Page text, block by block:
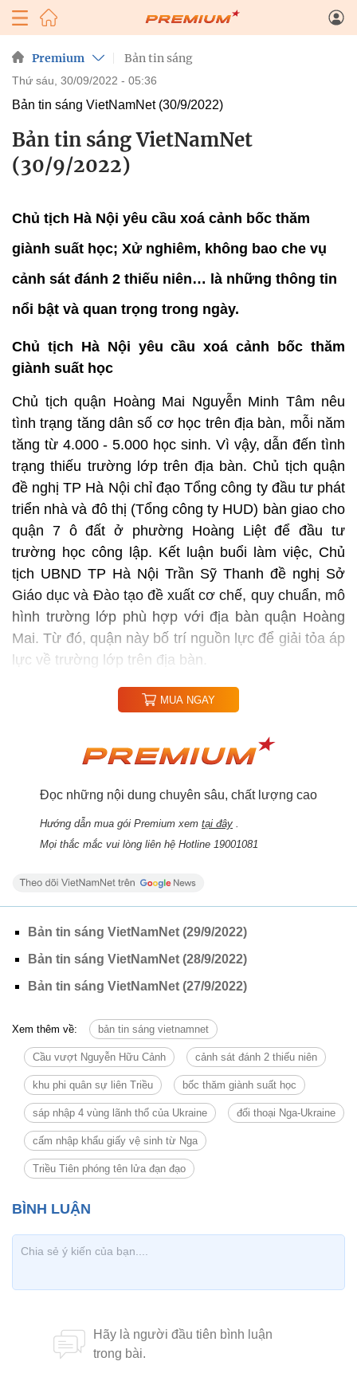
Premium Bản tin sáng
thứ sáu, 30/09/2022 - 05:36
Bản tin sáng VietNamNet (30/9/2022)
Bản tin sáng VietNamNet
(30/9/2022)
Chủ tịch Hà Nội yêu cầu xoá cảnh bốc thăm
giành suất học; Xử nghiêm, không bao che vụ
cảnh sát đánh 2 thiếu niên… là những thông tin
nổi bật và quan trọng trong ngày.
Chủ tịch Hà Nội yêu cầu xoá cảnh bốc thăm
giành suất học
Chủ tịch quận Hoàng Mai Nguyễn Minh Tâm nêu
tình trạng tăng dân số cơ học trên địa bàn, mỗi năm
tăng từ 4.000 - 5.000 học sinh. Vì vậy, dẫn đến tình
trạng thiếu trường lớp trên địa bàn. Chủ tịch quận
đề nghị TP Hà Nội chỉ đạo Tổng công ty đầu tư phát
triển nhà và đô thị (Tổng công ty HUD) bàn giao cho
quận 7 ô đất ở phường Hoàng Liệt để đầu tư
trường học công lập. Kết luận buổi làm việc, Chủ
tịch UBND TP Hà Nội Trần Sỹ Thanh đề nghị Sở
Giáo dục và Đào tạo đề xuất cơ chế, quy chuẩn, mô
hình trường lớp phù hợp với địa bàn quận Hoàng
Mai. Từ đó, quận này bố trí nguồn lực để giải tỏa áp
lực về trường lớp trên địa bàn.
MUA NGAY
Đọc những nội dung chuyên sâu, chất lượng cao
Hướng dẫn mua gói Premium xem tại đây .
Mọi thắc mắc vui lòng liên hệ Hotline 19001081
Bản tin sáng VietNamNet (29/9/2022)
Bản tin sáng VietNamNet (28/9/2022)
Bản tin sáng VietNamNet (27/9/2022)
Xem thêm về: bản tin sáng vietnamnet
Cầu vượt Nguyễn Hữu Cảnh cảnh sát đánh 2 thiếu niên
khu phi quân sự liên Triều bốc thăm giành suất học
sáp nhập 4 vùng lãnh thổ của Ukraine đối thoại Nga-Ukraine
cấm nhập khẩu giấy vệ sinh từ Nga
Triều Tiên phóng tên lửa đạn đạo